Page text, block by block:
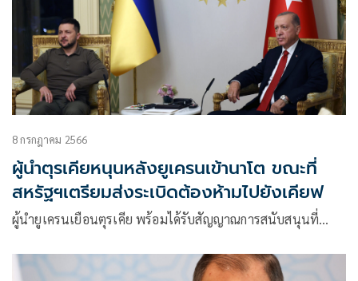
8 กรกฎาคม 2566
ผู้นำตุรเคียหนุนหลังยูเครนเข้านาโต ขณะที่
สหรัฐฯเตรียมส่งระเบิดต้องห้ามไปยังเคียฟ
ผู้นำยูเครนเยือนตุรเคีย พร้อมได้รับสัญญาณการสนับสนุนที่…